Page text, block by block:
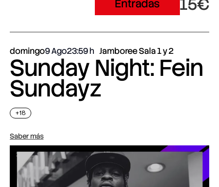
Entradas 15€
domingo9 Ago23:59 Jamboree Sala 1 y 2
Sunday Night: Fein
Sundayz
+18
Saber más